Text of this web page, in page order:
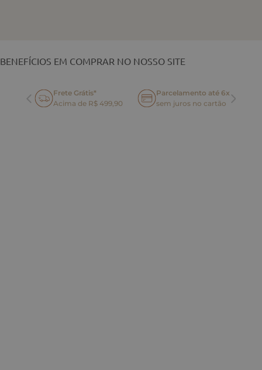
BENEFÍCIOS EM COMPRAR NO NOSSO SITE
Frete Grátis*
Acima de R$ 499,90
Parcelamento até 6x
sem juros no cartão